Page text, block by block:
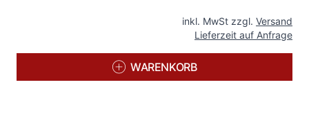
inkl. MwSt zzgl. Versand
Lieferzeit auf Anfrage
WARENKORB